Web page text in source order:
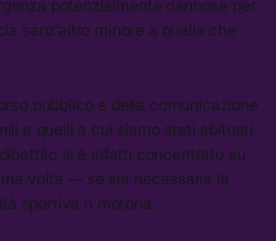
potenzialmente dannose per
senz’altro minore a quella che
pubblico e della comunicazione
a quelli a cui siamo stati abituati
si è infatti concentrato su
volta — se sia necessaria la
sportiva o motoria.